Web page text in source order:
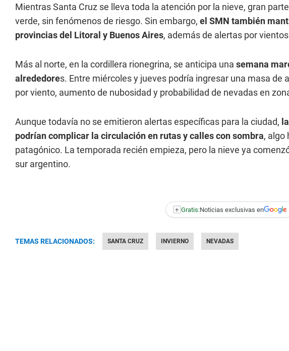
Mientras Santa Cruz se lleva toda la atención por la nieve, gran
verde, sin fenómenos de riesgo. Sin embargo, el SMN también
provincias del Litoral y Buenos Aires, además de alertas por
Más al norte, en la cordillera rionegrina, se anticipa una semana
alrededores. Entre miércoles y jueves podría ingresar una masa de
por viento, aumento de nubosidad y probabilidad de nevadas en
Aunque todavía no se emitieron alertas específicas para la ciudad,
podrían complicar la circulación en rutas y calles con sombra, algo
patagónico. La temporada recién empieza, pero la nieve ya
sur argentino.
+ Gratis:Noticias exclusivas en
TEMAS RELACIONADOS: SANTA CRUZ INVIERNO NEVADAS